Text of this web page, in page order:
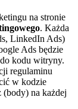
na stronie
. Każda
LinkedIn Ads)
Ads będzie
kodu witryny.
regulaminu
w kodzie
na każdej